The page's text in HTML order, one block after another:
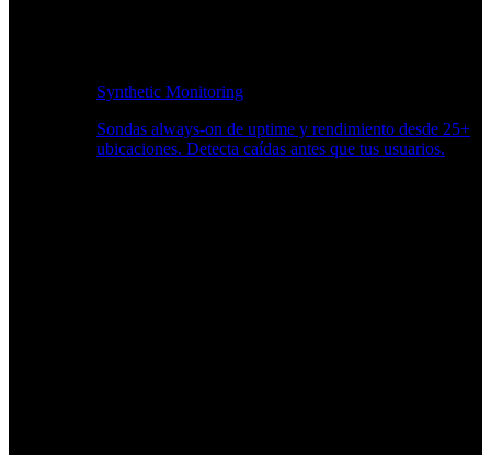
Synthetic Monitoring
Sondas always-on de uptime y rendimiento desde 25+
ubicaciones. Detecta caídas antes que tus usuarios.